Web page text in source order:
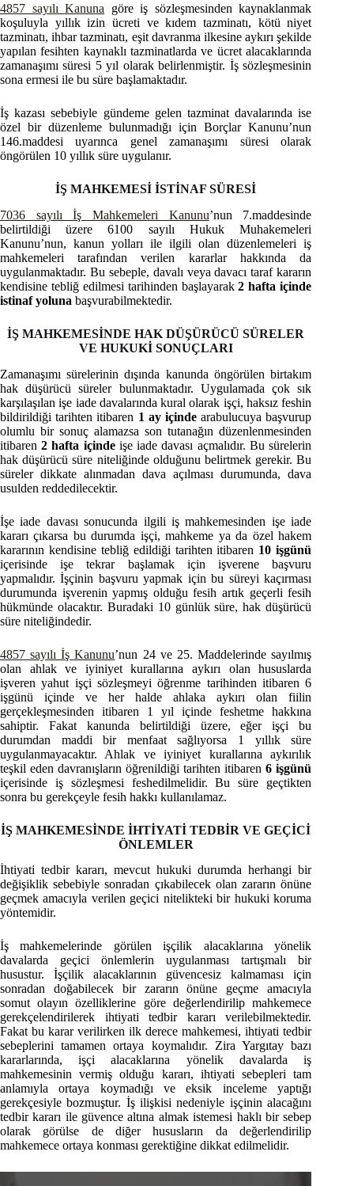
4857 sayılı Kanuna göre iş sözleşmesinden kaynaklanmak
koşuluyla yıllık izin ücreti ve kıdem tazminatı, kötü niyet
tazminatı, ihbar tazminatı, eşit davranma ilkesine aykırı şekilde
yapılan fesihten kaynaklı tazminatlarda ve ücret alacaklarında
zamanaşımı süresi 5 yıl olarak belirlenmiştir. İş sözleşmesinin
sona ermesi ile bu süre başlamaktadır.
İş kazası sebebiyle gündeme gelen tazminat davalarında ise
özel bir düzenleme bulunmadığı için Borçlar Kanunu’nun
146.maddesi uyarınca genel zamanaşımı süresi olarak
öngörülen 10 yıllık süre uygulanır.
İŞ MAHKEMESİ İSTİNAF SÜRESİ
7036 sayılı İş Mahkemeleri Kanunu’nun 7.maddesinde
belirtildiği üzere 6100 sayılı Hukuk Muhakemeleri
Kanunu’nun, kanun yolları ile ilgili olan düzenlemeleri iş
mahkemeleri tarafından verilen kararlar hakkında da
uygulanmaktadır. Bu sebeple, davalı veya davacı taraf kararın
kendisine tebliğ edilmesi tarihinden başlayarak2 hafta içinde
istinaf yoluna başvurabilmektedir.
İŞ MAHKEMESİNDE HAK DÜŞÜRÜCÜ SÜRELER
VE HUKUKİ SONUÇLARI
Zamanaşımı sürelerinin dışında kanunda öngörülen birtakım
hak düşürücü süreler bulunmaktadır. Uygulamada çok sık
karşılaşılan işe iade davalarında kural olarak işçi, haksız feshin
bildirildiği tarihten itibaren 1 ay içindearabulucuya başvurup
olumlu bir sonuç alamazsa son tutanağın düzenlenmesinden
itibaren2 hafta içindeişe iade davası açmalıdır. Bu sürelerin
hak düşürücü süre niteliğinde olduğunu belirtmek gerekir. Bu
süreler dikkate alınmadan dava açılması durumunda, dava
usulden reddedilecektir.
İşe iade davası sonucunda ilgili iş mahkemesinden işe iade
kararı çıkarsa bu durumda işçi, mahkeme ya da özel hakem
kararının kendisine tebliğ edildiği tarihten itibaren 10 işgünü
içerisinde işe tekrar başlamak için işverene başvuru
yapmalıdır. İşçinin başvuru yapmak için bu süreyi kaçırması
durumunda işverenin yapmış olduğu fesih artık geçerli fesih
hükmünde olacaktır. Buradaki 10 günlük süre, hak düşürücü
süre niteliğindedir.
4857 sayılı İş Kanunu’nun 24 ve 25. Maddelerinde sayılmış
olan ahlak ve iyiniyet kurallarına aykırı olan hususlarda
işveren yahut işçi sözleşmeyi öğrenme tarihinden itibaren 6
işgünü içinde ve her halde ahlaka aykırı olan fiilin
gerçekleşmesinden itibaren 1 yıl içinde feshetme hakkına
sahiptir. Fakat kanunda belirtildiği üzere, eğer işçi bu
durumdan maddi bir menfaat sağlıyorsa 1 yıllık süre
uygulanmayacaktır. Ahlak ve iyiniyet kurallarına aykırılık
teşkil eden davranışların öğrenildiği tarihten itibaren6 işgünü
içerisinde iş sözleşmesi feshedilmelidir. Bu süre geçtikten
sonra bu gerekçeyle fesih hakkı kullanılamaz.
İŞ MAHKEMESİNDE İHTİYATİ TEDBİR VE GEÇİCİ
ÖNLEMLER
İhtiyati tedbir kararı, mevcut hukuki durumda herhangi bir
değişiklik sebebiyle sonradan çıkabilecek olan zararın önüne
geçmek amacıyla verilen geçici nitelikteki bir hukuki koruma
yöntemidir.
İş mahkemelerinde görülen işçilik alacaklarına yönelik
davalarda geçici önlemlerin uygulanması tartışmalı bir
husustur. İşçilik alacaklarının güvencesiz kalmaması için
sonradan doğabilecek bir zararın önüne geçme amacıyla
somut olayın özelliklerine göre değerlendirilip mahkemece
gerekçelendirilerek ihtiyati tedbir kararı verilebilmektedir.
Fakat bu karar verilirken ilk derece mahkemesi, ihtiyati tedbir
sebeplerini tamamen ortaya koymalıdır. Zira Yargıtay bazı
kararlarında, işçi alacaklarına yönelik davalarda iş
mahkemesinin vermiş olduğu kararı, ihtiyati sebepleri tam
anlamıyla ortaya koymadığı ve eksik inceleme yaptığı
gerekçesiyle bozmuştur. İş ilişkisi nedeniyle işçinin alacağını
tedbir kararı ile güvence altına almak istemesi haklı bir sebep
olarak görülse de diğer hususların da değerlendirilip
mahkemece ortaya konması gerektiğine dikkat edilmelidir.